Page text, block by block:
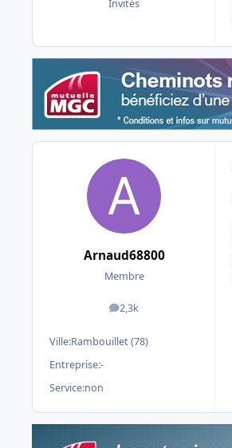
Invités
Arnaud68800
Membre
2,3k
messages
Ville:Rambouillet (78)
Entreprise:-
Service:non